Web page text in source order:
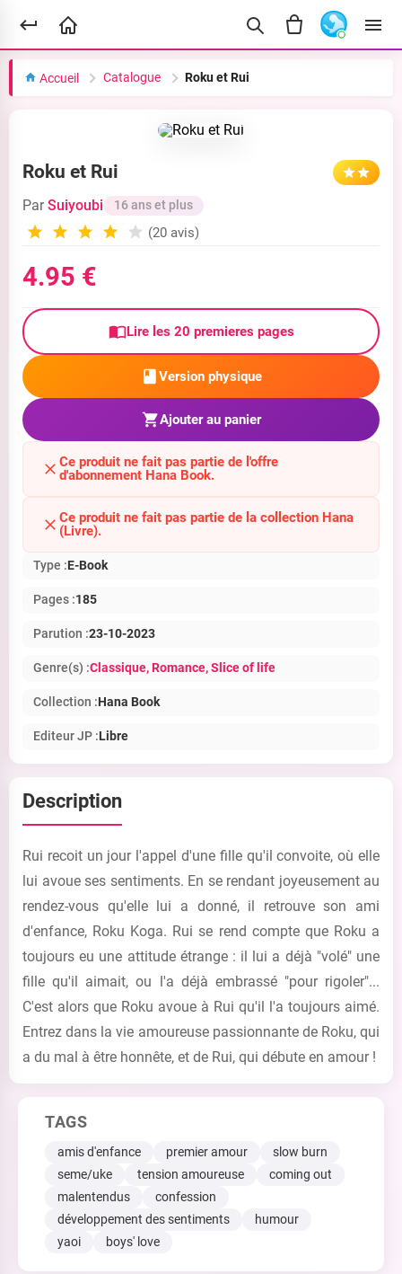
Accueil Catalogue Roku et Rui
Roku et Rui
ParSuiyoubi 16 ans et plus
(20 avis)
4.95 €
Lire les 20 premieres pages
Version physique
Ajouter au panier
Ce produit ne fait pas partie de l'offre
d'abonnement Hana Book.
Ce produit ne fait pas partie de la collection Hana
(Livre).
Type :E-Book
Pages :185
Parution :23-10-2023
Genre(s) :Classique, Romance, Slice of life
Collection :Hana Book
Editeur JP :Libre
Description
Rui recoit un jour l'appel d'une fille qu'il convoite, où elle
lui avoue ses sentiments. En se rendant joyeusement au
rendez-vous qu'elle lui a donné, il retrouve son ami
d'enfance, Roku Koga. Rui se rend compte que Roku a
toujours eu une attitude étrange : il lui a déjà "volé" une
fille qu'il aimait, ou l'a déjà embrassé "pour rigoler"...
C'est alors que Roku avoue à Rui qu'il l'a toujours aimé.
Entrez dans la vie amoureuse passionnante de Roku, qui
a du mal à être honnête, et de Rui, qui débute en amour !
TAGS
amis d'enfance premier amour
slow burn
seme/uke
tension amoureuse
coming out
malentendus
confession
développement des sentiments
humour
yaoi
boys' love